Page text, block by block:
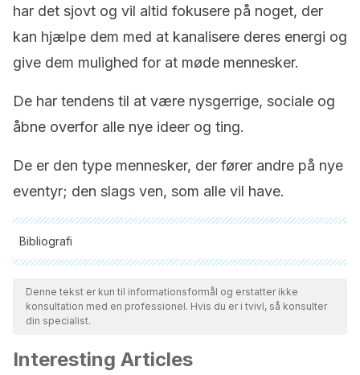
har det sjovt og vil altid fokusere på noget, der
kan hjælpe dem med at kanalisere deres energi og
give dem mulighed for at møde mennesker.
De har tendens til at være nysgerrige, sociale og
åbne overfor alle nye ideer og ting.
De er den type mennesker, der fører andre på nye
eventyr; den slags ven, som alle vil have.
Bibliografi
Alle citerede kilder blev grundigt gennemgået af vores team
for at sikre deres kvalitet, pålidelighed, aktualitet og validitet.
Bibliografien i denne artikel blev betragtet som pålidelig og af
Seelbach, G. A. (2013). Teorías de la personalidad. Red
Denne tekst er kun til informationsformål og erstatter ikke
konsultation med en professionel. Hvis du er i tvivl, så konsulter
din specialist.
Interesting Articles